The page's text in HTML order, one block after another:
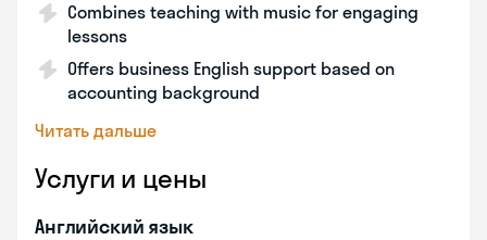
Combines teaching with music for engaging
lessons
Offers business English support based on
accounting background
Читать дальше
Услуги и цены
Английский язык